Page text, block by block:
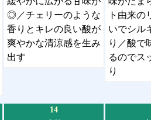
◎／チェリーのような
香りとキレの良い酸が
爽やかな清涼感を生み
出す
ト由来の
いでシル
り／酸で
るのでス
り
14